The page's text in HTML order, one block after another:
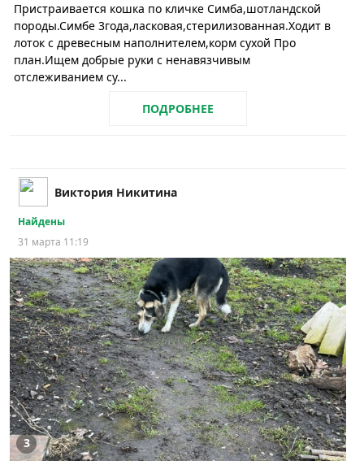
Пристраивается кошка по кличке Симба,шотландской
породы.Симбе 3года,ласковая,стерилизованная.Ходит в
лоток с древесным наполнителем,корм сухой Про
план.Ищем добрые руки с ненавязчивым
отслеживанием су...
ПОДРОБНЕЕ
Виктория Никитина
Найдены
31 марта 11:19
3